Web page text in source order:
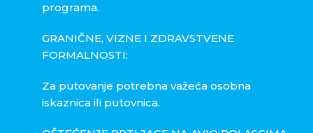
programa.
GRANIČNE, VIZNE I ZDRAVSTVENE
FORMALNOSTI:
Za putovanje potrebna važeća osobna
iskaznica ili putovnica.